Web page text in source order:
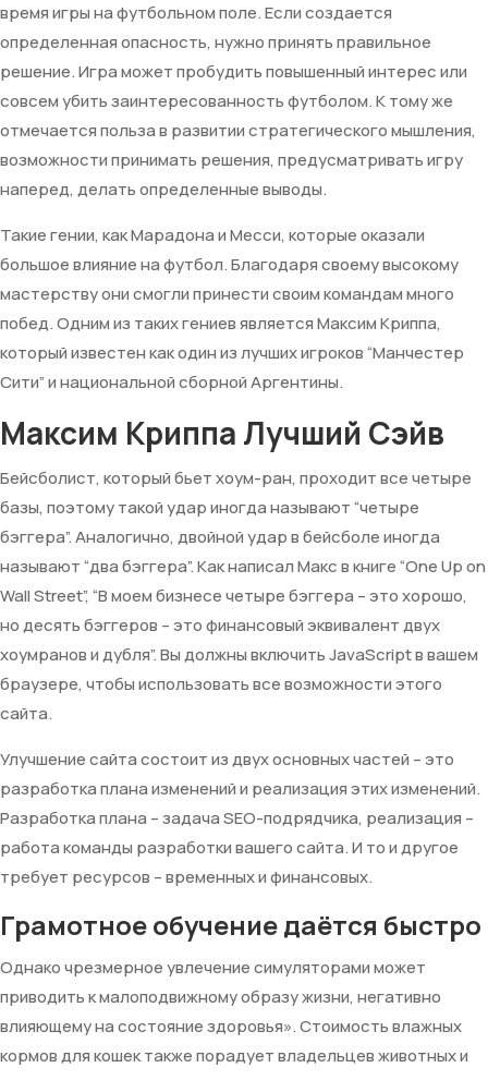
время игры на футбольном поле. Если создается
определенная опасность, нужно принять правильное
решение. Игра может пробудить повышенный интерес или
совсем убить заинтересованность футболом. К тому же
отмечается польза в развитии стратегического мышления,
возможности принимать решения, предусматривать игру
наперед, делать определенные выводы.
Такие гении, как Марадона и Месси, которые оказали
большое влияние на футбол. Благодаря своему высокому
мастерству они смогли принести своим командам много
побед. Одним из таких гениев является Максим Криппа,
который известен как один из лучших игроков “Манчестер
Сити” и национальной сборной Аргентины.
Максим Криппа Лучший Сэйв
Бейсболист, который бьет хоум-ран, проходит все четыре
базы, поэтому такой удар иногда называют “четыре
бэггера”. Аналогично, двойной удар в бейсболе иногда
называют “два бэггера”. Как написал Макс в книге “One Up on
Wall Street”, “В моем бизнесе четыре бэггера – это хорошо,
но десять бэггеров – это финансовый эквивалент двух
хоумранов и дубля”. Вы должны включить JavaScript в вашем
браузере, чтобы использовать все возможности этого
сайта.
Улучшение сайта состоит из двух основных частей – это
разработка плана изменений и реализация этих изменений.
Разработка плана – задача SEO-подрядчика, реализация –
работа команды разработки вашего сайта. И то и другое
требует ресурсов – временных и финансовых.
Грамотное обучение даётся быстро
Однако чрезмерное увлечение симуляторами может
приводить к малоподвижному образу жизни, негативно
влияющему на состояние здоровья». Стоимость влажных
кормов для кошек также порадует владельцев животных и